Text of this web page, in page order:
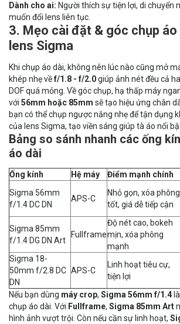
Dành cho ai: Người thích sự tiện lợi, di chuyển
muốn đổi lens liên tục.
3. Mẹo cài đặt & góc chụp áo
lens Sigma
Khi chụp áo dài, không nên lúc nào cũng mở
khép nhẹ vềf/1.8 - f/2.0giúp ảnh nét đều cả
DOF quá mỏng. Về góc chụp, hạ thấp máy
với 56mm hoặc 85mm sẽ tạo hiệu ứng chân
bạn có thể chụp ngược nắng nhẹ để tận dụng
của lens Sigma, tạo viền sáng giúp tà áo nổi
Bảng so sánh nhanh các ống
áo dài
Ống kính Hệ máy Điểm mạnh chính
Sigma 56mm
f/1.4 DC DN
APS-C
Nhỏ gọn, xóa phông
tốt, giá dễ tiếp cận
Sigma 85mm
f/1.4 DG DN Art
Fullframe
Độ nét cao, bokeh
mịn, xóa phông
mạnh
Sigma 18-
50mm f/2.8 DC
DN
APS-C
Linh hoạt tiêu cự,
tiện lợi
Nếu bạn dùng máy crop, Sigma 56mm f/1.4
chụp áo dài. Với Fullframe, Sigma 85mm Art
hình ảnh vượt trội. Còn nếu cần sự linh hoạt,